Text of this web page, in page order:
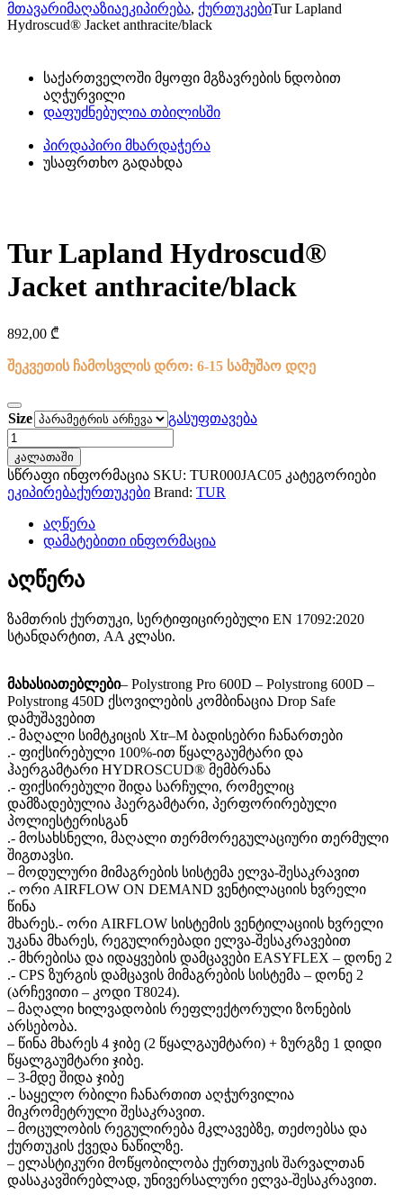
მთავარიმაღაზიაეკიპირება, ქურთუკებიTur Lapland
Hydroscud® Jacket anthracite/black
საქართველოში მყოფი მგზავრების ნდობით
აღჭურვილი
დაფუძნებულია თბილისში
პირდაპირი მხარდაჭერა
უსაფრთხო გადახდა
Tur Lapland Hydroscud®
Jacket anthracite/black
892,00 ₾
შეკვეთის ჩამოსვლის დრო: 6-15 სამუშაო დღე
Size
გასუფთავება
Tur
Lapland
Hydroscud®
Jacket
anthracite/black
რაოდენობა
კალათაში
სწრაფი ინფორმაცია SKU: TUR000JAC05 კატეგორიები
ეკიპირებაქურთუკები Brand: TUR
აღწერა
დამატებითი ინფორმაცია
აღწერა
ზამთრის ქურთუკი, სერტიფიცირებული EN 17092:2020
სტანდარტით, AA კლასი.
მახასიათებლები– Polystrong Pro 600D – Polystrong 600D –
Polystrong 450D ქსოვილების კომბინაცია Drop Safe
დამუშავებით
.- მაღალი სიმტკიცის Xtr–M ბადისებრი ჩანართები
.- ფიქსირებული 100%-ით წყალგაუმტარი და
ჰაერგამტარი HYDROSCUD® მემბრანა
.- ფიქსირებული შიდა სარჩული, რომელიც
დამზადებულია ჰაერგამტარი, პერფორირებული
პოლიესტერისგან
.- მოსახსნელი, მაღალი თერმორეგულაციური თერმული
შიგთავსი.
– მოდულური მიმაგრების სისტემა ელვა-შესაკრავით
.- ორი AIRFLOW ON DEMAND ვენტილაციის ხვრელი
წინა
მხარეს.- ორი AIRFLOW სისტემის ვენტილაციის ხვრელი
უკანა მხარეს, რეგულირებადი ელვა-შესაკრავებით
.- მხრებისა და იდაყვების დამცავები EASYFLEX – დონე 2
.- CPS ზურგის დამცავის მიმაგრების სისტემა – დონე 2
(არჩევითი – კოდი T8024).
– მაღალი ხილვადობის რეფლექტორული ზონების
არსებობა.
– წინა მხარეს 4 ჯიბე (2 წყალგაუმტარი) + ზურგზე 1 დიდი
წყალგაუმტარი ჯიბე.
– 3-მდე შიდა ჯიბე
.- საყელო რბილი ჩანართით აღჭურვილია
მიკრომეტრული შესაკრავით.
– მოცულობის რეგულირება მკლავებზე, თეძოებსა და
ქურთუკის ქვედა ნაწილზე.
– ელასტიკური მოწყობილობა ქურთუკის შარვალთან
დასაკავშირებლად, უნივერსალური ელვა-შესაკრავით.